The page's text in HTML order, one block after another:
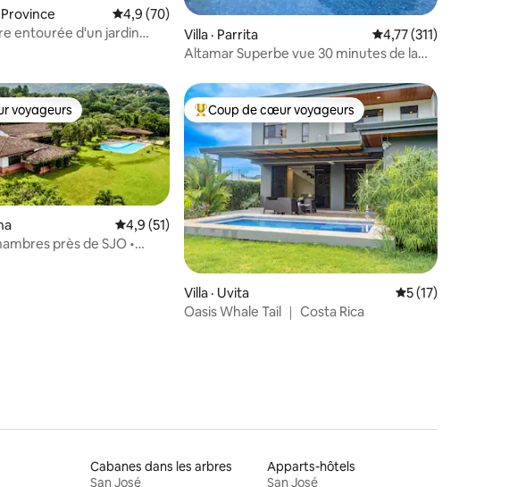
5, 12 commentaires
Province Note moyenne de 4,9 sur 5, 70 commentaires
4,9 (70)
entourée d'un jardin
Villa · Parrita Note moyenne de
4,77 (311)
Altamar Superbe vue 30 minutes de la
26 commentaires
voyageurs
voyageurs
Note moyenne de 4,9 sur 5, 51 commentaires
4,9 (51)
près de SJO •
Coup de cœur voyageurs parmi les plus aimés
Coup de cœur voyageurs
Villa · Uvita Note moyenne
5 (17)
Oasis Whale Tail ｜ Costa Rica
Cabanes dans les arbres
San José
Apparts-hôtels
San José